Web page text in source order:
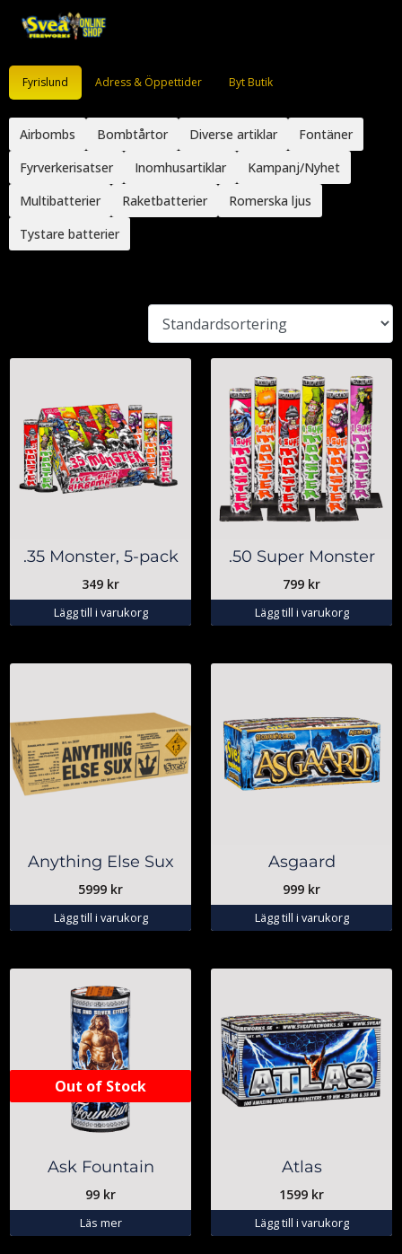
Fyrislund Adress & Öppettider Byt Butik
Airbombs Bombtårtor Diverse artiklar
Fontäner
Fyrverkerisatser
Inomhusartiklar
Kampanj/Nyhet
Multibatterier
Raketbatterier
Romerska ljus
Tystare batterier
.35 Monster, 5-pack
349 kr
Lägg till i varukorg
.50 Super Monster
799 kr
Lägg till i varukorg
Anything Else Sux
5999 kr
Lägg till i varukorg
Asgaard
999 kr
Lägg till i varukorg
Out of Stock
Ask Fountain
99 kr
Läs mer
Atlas
1599 kr
Lägg till i varukorg